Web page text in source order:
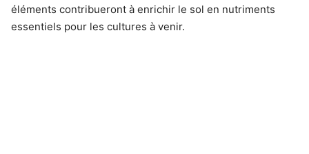
éléments contribueront à enrichir le sol en nutriments
essentiels pour les cultures à venir.